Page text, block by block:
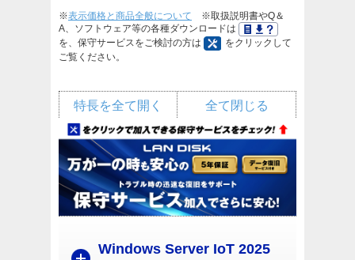
※表示価格と商品全般について ※取扱説明書やQ＆
A、ソフトウェア等の各種ダウンロードは
を、保守サービスをご検討の方は
をクリックして
ご覧ください。
全て閉じる
特長を全て開く
Windows Server IoT 2025